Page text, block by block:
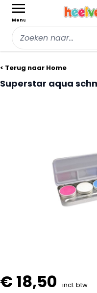
Menu
< Terug naar Home
Superstar aqua
€ 18,50 incl. btw